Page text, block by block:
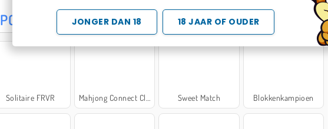
JONGER DAN 18 18 JAAR OF OUDER
POPULAIRE SPELLETJES
Solitaire FRVR Mahjong Connect Classic Sweet Match Blokkenkampioen